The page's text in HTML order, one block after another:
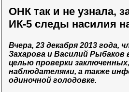
ОНК так и не узнала,
ИК-5 следы насилия
Вчера, 23 декабря 2013
Захарова и Василий
целью проверки заключенных,
наблюдателями, а также
одиночной голодовке.